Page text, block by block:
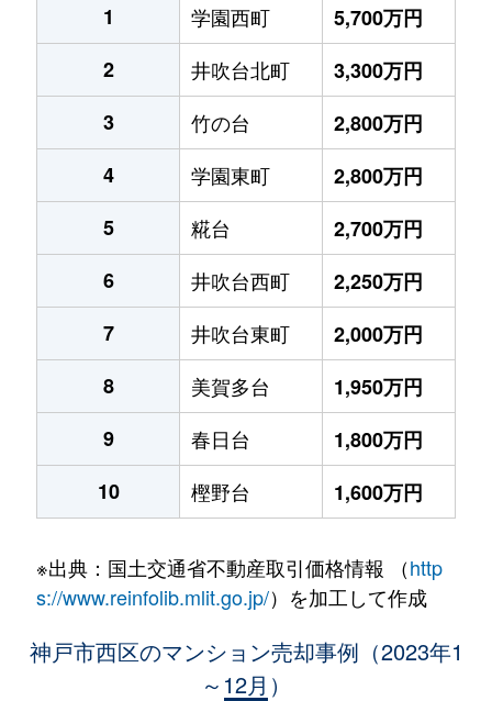
1
学園西町
5,700万円
2
井吹台北町
3,300万円
3
竹の台
2,800万円
4
学園東町
2,800万円
5
糀台
2,700万円
6
井吹台西町
2,250万円
7
井吹台東町
2,000万円
8
美賀多台
1,950万円
9
春日台
1,800万円
10
樫野台 1,600万円
※出典：国土交通省不動産取引価格情報 （http
s://www.reinfolib.mlit.go.jp/）を加工して作成
神戸市西区のマンション売却事例（2023年1
～12月）